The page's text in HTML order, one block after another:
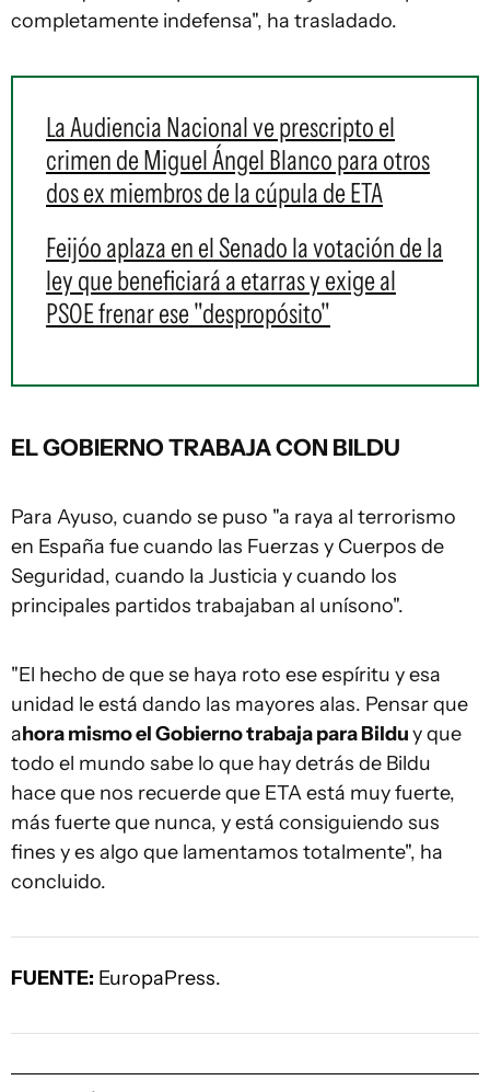
completamente indefensa", ha trasladado.
La Audiencia Nacional ve prescripto el
crimen de Miguel Ángel Blanco para otros
dos ex miembros de la cúpula de ETA
Feijóo aplaza en el Senado la votación de la
ley que beneficiará a etarras y exige al
PSOE frenar ese "despropósito"
EL GOBIERNO TRABAJA CON BILDU
Para Ayuso, cuando se puso "a raya al terrorismo
en España fue cuando las Fuerzas y Cuerpos de
Seguridad, cuando la Justicia y cuando los
principales partidos trabajaban al unísono".
"El hecho de que se haya roto ese espíritu y esa
unidad le está dando las mayores alas. Pensar que
ahora mismo el Gobierno trabaja para Bilduy que
todo el mundo sabe lo que hay detrás de Bildu
hace que nos recuerde que ETA está muy fuerte,
más fuerte que nunca, y está consiguiendo sus
fines y es algo que lamentamos totalmente", ha
concluido.
FUENTE: EuropaPress.